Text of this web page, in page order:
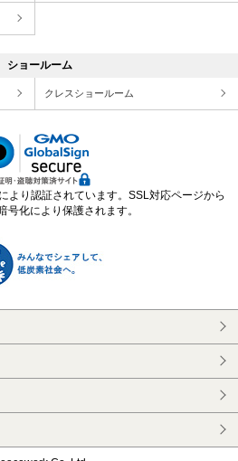
ショールーム
クレスショールーム
より認証されています。SSL対応ページから
号化により保護されます。